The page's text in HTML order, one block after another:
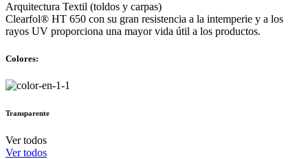
Arquitectura Textil (toldos y carpas)
Clearfol® HT 650 con su gran resistencia a la intemperie y a los
rayos UV proporciona una mayor vida útil a los productos.
Colores:
Transparente
Ver todos
Ver todos